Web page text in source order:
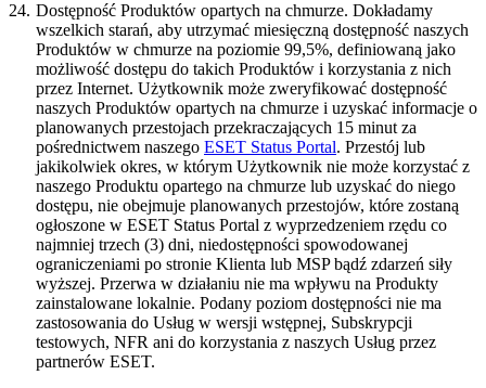
24. Dostępność Produktów opartych na chmurze. Dokładamy
wszelkich starań, aby utrzymać miesięczną dostępność naszych
Produktów w chmurze na poziomie 99,5%, definiowaną jako
możliwość dostępu do takich Produktów i korzystania z nich
przez Internet. Użytkownik może zweryfikować dostępność
naszych Produktów opartych na chmurze i uzyskać informacje o
planowanych przestojach przekraczających 15 minut za
pośrednictwem naszego ESET Status Portal. Przestój lub
jakikolwiek okres, w którym Użytkownik nie może korzystać z
naszego Produktu opartego na chmurze lub uzyskać do niego
dostępu, nie obejmuje planowanych przestojów, które zostaną
ogłoszone w ESET Status Portal z wyprzedzeniem rzędu co
najmniej trzech (3) dni, niedostępności spowodowanej
ograniczeniami po stronie Klienta lub MSP bądź zdarzeń siły
wyższej. Przerwa w działaniu nie ma wpływu na Produkty
zainstalowane lokalnie. Podany poziom dostępności nie ma
zastosowania do Usług w wersji wstępnej, Subskrypcji
testowych, NFR ani do korzystania z naszych Usług przez
partnerów ESET.